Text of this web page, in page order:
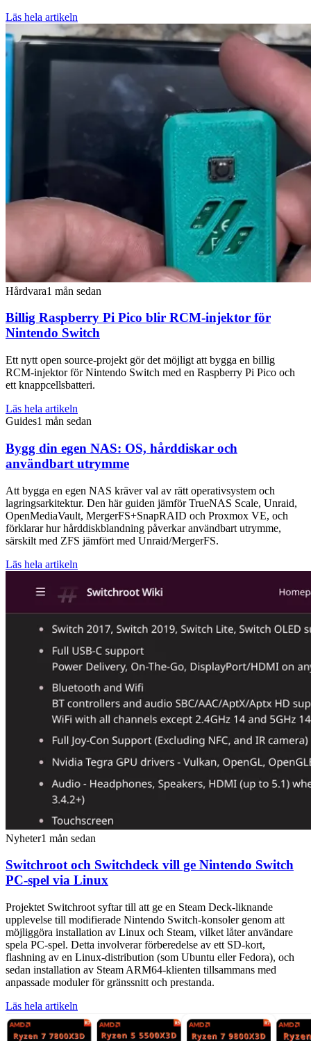
Läs hela artikeln
Hårdvara1 mån sedan
Billig Raspberry Pi Pico blir RCM-injektor för
Nintendo Switch
Ett nytt open source-projekt gör det möjligt att bygga en billig
RCM-injektor för Nintendo Switch med en Raspberry Pi Pico och
ett knappcellsbatteri.
Läs hela artikeln
Guides1 mån sedan
Bygg din egen NAS: OS, hårddiskar och
användbart utrymme
Att bygga en egen NAS kräver val av rätt operativsystem och
lagringsarkitektur. Den här guiden jämför TrueNAS Scale, Unraid,
OpenMediaVault, MergerFS+SnapRAID och Proxmox VE, och
förklarar hur hårddiskblandning påverkar användbart utrymme,
särskilt med ZFS jämfört med Unraid/MergerFS.
Läs hela artikeln
Nyheter1 mån sedan
Switchroot och Switchdeck vill ge Nintendo Switch
PC-spel via Linux
Projektet Switchroot syftar till att ge en Steam Deck-liknande
upplevelse till modifierade Nintendo Switch-konsoler genom att
möjliggöra installation av Linux och Steam, vilket låter användare
spela PC-spel. Detta involverar förberedelse av ett SD-kort,
flashning av en Linux-distribution (som Ubuntu eller Fedora), och
sedan installation av Steam ARM64-klienten tillsammans med
anpassade moduler för gränssnitt och prestanda.
Läs hela artikeln